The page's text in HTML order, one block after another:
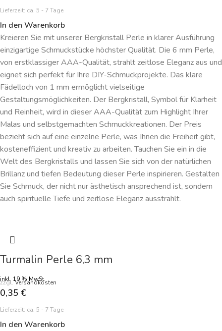
Lieferzeit: ca. 5 - 7 Tage
In den Warenkorb
Kreieren Sie mit unserer Bergkristall Perle in klarer Ausführung
einzigartige Schmuckstücke höchster Qualität. Die 6 mm Perle,
von erstklassiger AAA-Qualität, strahlt zeitlose Eleganz aus und
eignet sich perfekt für Ihre DIY-Schmuckprojekte. Das klare
Fädelloch von 1 mm ermöglicht vielseitige
Gestaltungsmöglichkeiten. Der Bergkristall, Symbol für Klarheit
und Reinheit, wird in dieser AAA-Qualität zum Highlight Ihrer
Malas und selbstgemachten Schmuckkreationen. Der Preis
bezieht sich auf eine einzelne Perle, was Ihnen die Freiheit gibt,
kosteneffizient und kreativ zu arbeiten. Tauchen Sie ein in die
Welt des Bergkristalls und lassen Sie sich von der natürlichen
Brillanz und tiefen Bedeutung dieser Perle inspirieren. Gestalten
Sie Schmuck, der nicht nur ästhetisch ansprechend ist, sondern
auch spirituelle Tiefe und zeitlose Eleganz ausstrahlt.
Turmalin Perle 6,3 mm
inkl. 19 % MwSt.
zzgl.Versandkosten
0,35 €
Lieferzeit: ca. 5 - 7 Tage
In den Warenkorb